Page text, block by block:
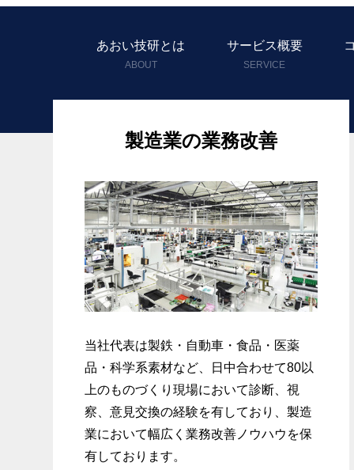
日本の製造
あおい技研とは
ABOUT
サービス概要
SERVICE
製造業の業務改善
当社代表は製鉄・自動車・食品・医薬
品・科学系素材など、日中合わせて80以
上のものづくり現場において診断、視
察、意見交換の経験を有しており、製造
業において幅広く業務改善ノウハウを保
有しております。